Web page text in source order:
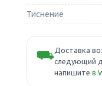
Тиснение
⛟Доставка
следующий
напишите в